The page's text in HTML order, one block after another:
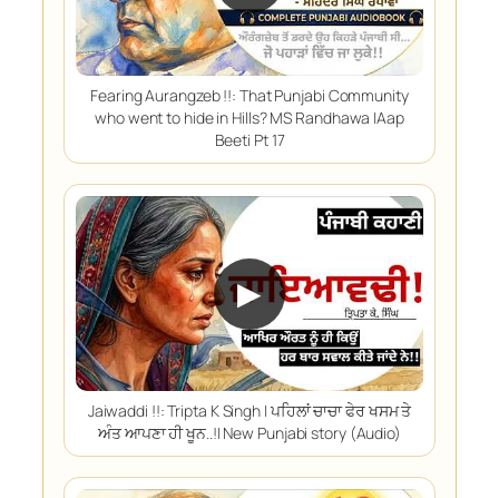
Fearing Aurangzeb !!: That Punjabi Community
who went to hide in Hills? MS Randhawa |Aap
Beeti Pt 17
▶
Jaiwaddi !!: Tripta K Singh | ਪਹਿਲਾਂ ਚਾਚਾ ਫੇਰ ਖਸਮ ਤੇ
ਅੰਤ ਆਪਣਾ ਹੀ ਖੂਨ..!| New Punjabi story (Audio)